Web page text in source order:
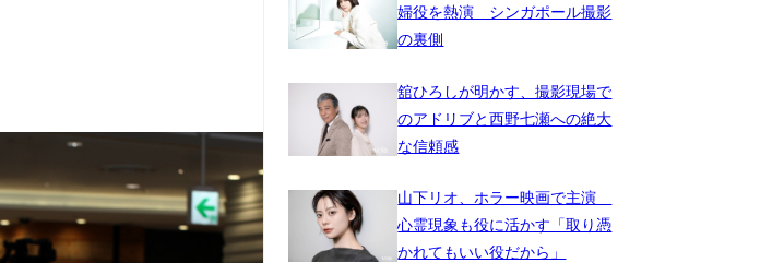
婦役を熱演 シンガポール撮影
の裏側
舘ひろしが明かす、撮影現場で
のアドリブと西野七瀬への絶大
な信頼感
山下リオ、ホラー映画で主演
心霊現象も役に活かす「取り憑
かれてもいい役だから」